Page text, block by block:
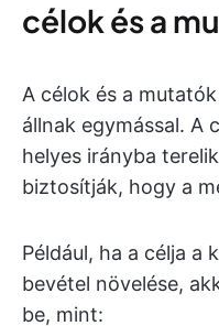
célok és a
A célok és a
állnak egymással. A
helyes irányba
biztosítják, hogy a
Például, ha a célja a
bevétel növelése,
be, mint: